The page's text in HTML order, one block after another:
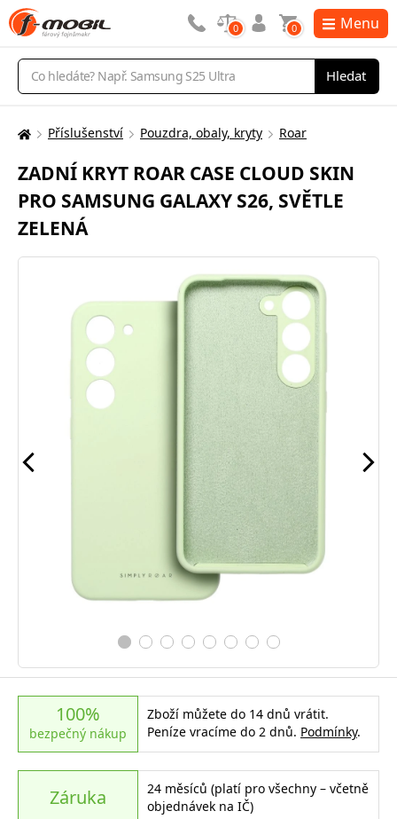
Vyhledávání
Hledat
0 0 Menu
Zde
nacházíte:
Příslušenství Pouzdra, obaly, kryty Roar
ZADNÍ KRYT ROAR CASE CLOUD SKIN
PRO SAMSUNG GALAXY S26, SVĚTLE
ZELENÁ
100%
bezpečný nákup
Zboží můžete do 14 dnů vrátit.
Peníze vracíme do 2 dnů. Podmínky.
Záruka
24 měsíců (platí pro všechny – včetně
objednávek na IČ)